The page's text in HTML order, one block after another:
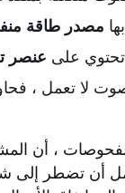
مصدر طاقة
تحتوي على عنصر
لا تعمل ،
، أن
أن تضطر إلى